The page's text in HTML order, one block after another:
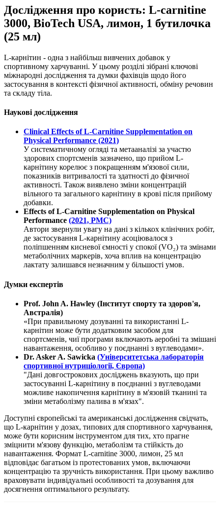
Дослідження про користь: L-carnitine
3000, BioTech USA, лимон, 1 бутилочка
(25 мл)
L-карнітин - одна з найбільш вивчених добавок у
спортивному харчуванні. У цьому розділі зібрані ключові
міжнародні дослідження та думки фахівців щодо його
застосування в контексті фізичної активності, обміну речовин
та складу тіла.
Наукові дослідження
Clinical Effects of L-Carnitine Supplementation on
Physical Performance (2021)
У систематичному огляді та метааналізі за участю
здорових спортсменів зазначено, що прийом L-
карнітину корелює з покращенням м'язової сили,
показників витривалості та здатності до фізичної
активності. Також виявлено зміни концентрацій
вільного та загального карнітину в крові після прийому
добавки.
Effects of L-Carnitine Supplementation on Physical
Performance (2021, PMC)
Автори звернули увагу на дані з кількох клінічних робіт,
де застосування L-карнітину асоціювалося з
поліпшенням кисневої ємності у спокої (VO₂) та змінами
метаболічних маркерів, хоча вплив на концентрацію
лактату залишався незначним у більшості умов.
Думки експертів
Prof. John A. Hawley (Інститут спорту та здоров'я,
Австралія)
«При правильному дозуванні та використанні L-
карнітин може бути додатковим засобом для
спортсменів, чиї програми включають аеробні та змішані
навантаження, особливо у поєднанні з вуглеводами».
Dr. Asker A. Sawicka (Університетська лабораторія
спортивної нутриціології, Європа)
"Дані довгострокових досліджень вказують, що при
застосуванні L-карнітину в поєднанні з вуглеводами
можливе накопичення карнітину в м'язовій тканині та
зміни метаболізму палива в м'язах".
Доступні європейські та американські дослідження свідчать,
що L-карнітин у дозах, типових для спортивного харчування,
може бути корисним інструментом для тих, хто прагне
зміцнити м'язову функцію, метаболізм та стійкість до
навантаження. Формат L-carnitine 3000, лимон, 25 мл
відповідає багатьом із протестованих умов, включаючи
концентрацію та зручність використання. При цьому важливо
враховувати індивідуальні особливості та дозування для
досягнення оптимального результату.